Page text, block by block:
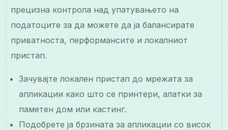
прецизна контрола над упатувањето на
податоците за да можете да ја балансирате
приватноста, перформансите и локалниот
пристап.
Зачувајте локален пристап до мрежата за
апликации како што се принтери, алатки за
паметен дом или кастинг.
Подобрете ја брзината за апликации со висок